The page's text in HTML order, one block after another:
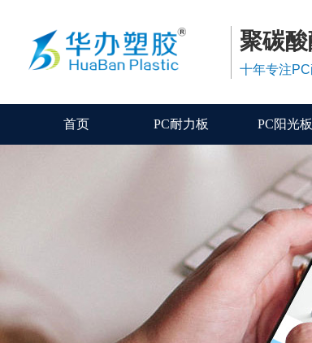
聚碳
十年专注
首页 PC耐力板 PC阳光板